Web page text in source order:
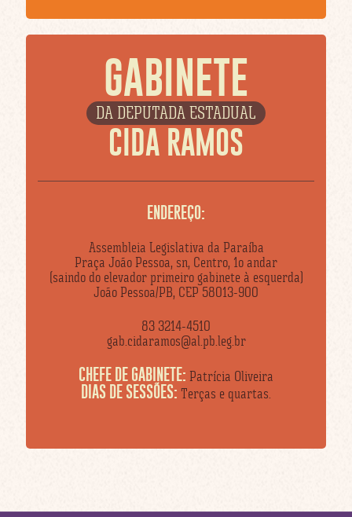
GABINETE
DA DEPUTADA ESTADUAL
CIDA RAMOS
ENDEREÇO:
Assembleia Legislativa da Paraíba
Praça João Pessoa, sn, Centro, 1o andar
(saindo do elevador primeiro gabinete à esquerda)
João Pessoa/PB, CEP 58013-900
83 3214-4510
gab.cidaramos@al.pb.leg.br
CHEFE DE GABINETE: Patrícia Oliveira
DIAS DE SESSÕES: Terças e quartas.